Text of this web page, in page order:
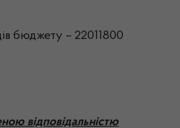
бюджету – 22011800
відповідальністю